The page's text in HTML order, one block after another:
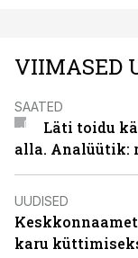
VIIMASED
SAATED
Läti toidu
alla. Analüütik:
UUDISED
karu